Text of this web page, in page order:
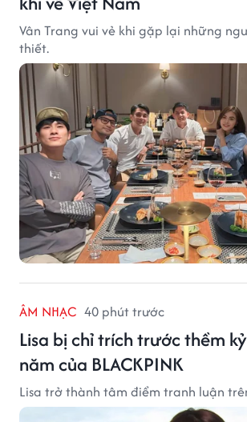
Vân Trang vui vẻ khi gặp lại những
thiết.
ÂM NHẠC 40 phút trước
Lisa bị chỉ trích trước thềm
năm của BLACKPINK
Lisa trở thành tâm điểm tranh luận